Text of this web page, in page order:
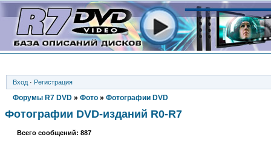
Вход · Регистрация
Форумы R7 DVD » Фото » Фотографии DVD
Фотографии DVD-изданий R0-R7
Всего сообщений: 887